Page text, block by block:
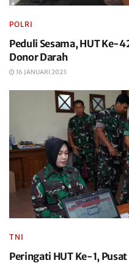
POLRI
Peduli Sesama, HUT Ke-
Donor Darah
16 JANUARI 2023
TNI
Peringati HUT Ke-1,